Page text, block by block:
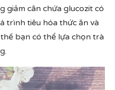
giảm cân chứa glucozit có
trình tiêu hóa thức ăn và
bạn có thể lựa chọn trà